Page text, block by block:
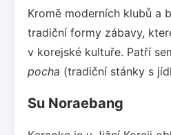
Kromě moderních klubů a
tradiční formy zábavy,
v korejské kultuře. Patří
pocha (tradiční stánky s
Su Noraebang